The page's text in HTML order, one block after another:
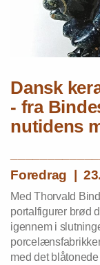
Dansk
- fra
nutidens
Foredrag |
Med Thorvald
portalfigurer brød
igennem i
med det